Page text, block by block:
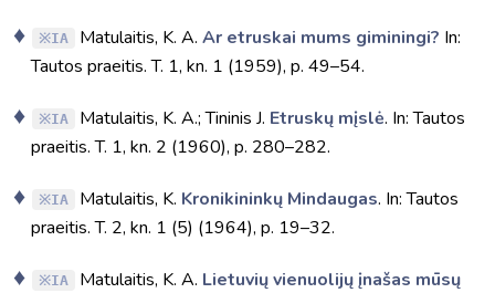
IA Matulaitis, K. A. Ar etruskai mums giminingi? In:
Tautos praeitis. T. 1, kn. 1 (1959), p. 49–54.
IA Matulaitis, K. A.; Tininis J. Etruskų mįslė. In: Tautos
praeitis. T. 1, kn. 2 (1960), p. 280–282.
IA Matulaitis, K. Kronikininkų Mindaugas. In: Tautos
praeitis. T. 2, kn. 1 (5) (1964), p. 19–32.
IA Matulaitis, K. A. Lietuvių vienuolijų įnašas mūsų